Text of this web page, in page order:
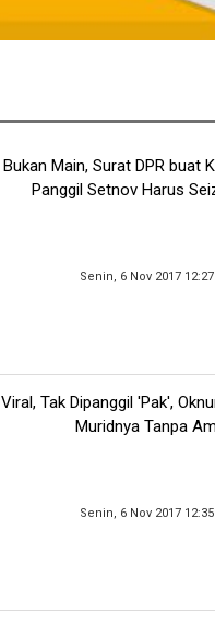
Bukan Main, Surat DPR buat
Panggil Setnov Harus
Senin, 6 Nov 2017
Viral, Tak Dipanggil 'Pak',
Muridnya Tanpa
Senin, 6 Nov 2017